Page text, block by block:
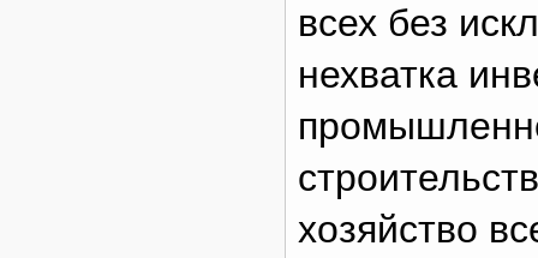
всех без
нехватка
хозяйство